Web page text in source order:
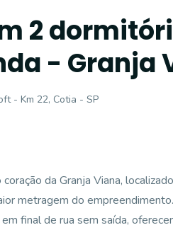
2
- Granja
- Km 22, Cotia - SP
da Granja Viana,
metragem do
final de rua sem saída,